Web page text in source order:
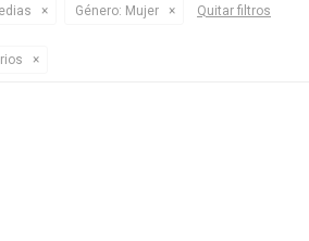
Género: Mujer Quitar filtros